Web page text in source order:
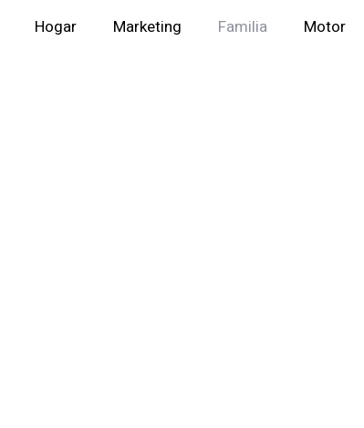
Hogar Marketing Familia Motor